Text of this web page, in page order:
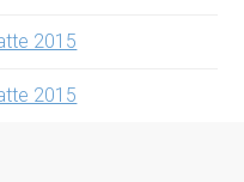
2015
2015